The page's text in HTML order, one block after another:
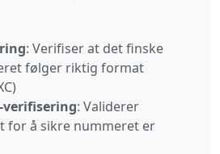
: Verifiser at det finske
følger riktig format
: Validerer
for å sikre nummeret er